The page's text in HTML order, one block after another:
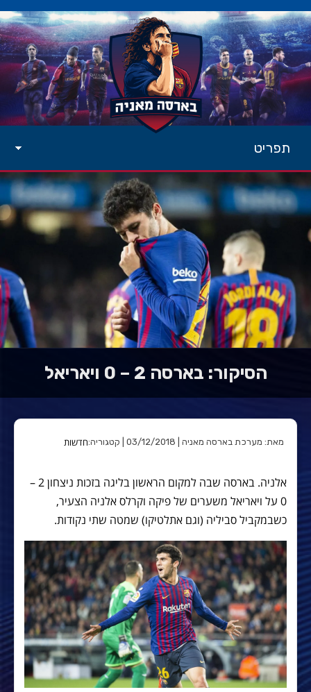
תפריט
הסיקור: בארסה 2 – 0 ויאריאל
מאת: מערכת בארסה מאניה | 03/12/2018 | קטגוריה: חדשות
אלניה. בארסה שבה למקום הראשון בליגה בזכות ניצחון 2 –
0 על ויאריאל משערים של פיקה וקרלס אלניה הצעיר,
כשבמקביל סביליה (וגם אתלטיקו) שמטה שתי נקודות.